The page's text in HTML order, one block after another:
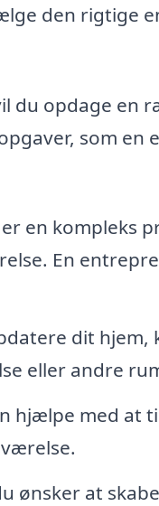
den rigtige
du opdage en
som
en kompleks
En
dit
eller andre
hjælpe med at
ønsker at